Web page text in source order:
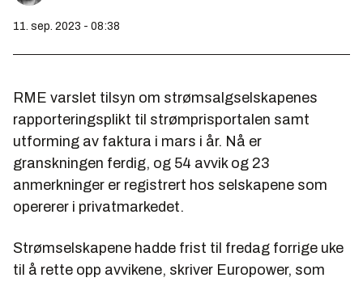
11. sep. 2023 - 08:38
RME varslet tilsyn om strømsalgselskapenes
rapporteringsplikt til strømprisportalen samt
utforming av faktura i mars i år. Nå er
granskningen ferdig, og 54 avvik og 23
anmerkninger er registrert hos selskapene som
opererer i privatmarkedet.
Strømselskapene hadde frist til fredag forrige uke
til å rette opp avvikene, skriver Europower, som